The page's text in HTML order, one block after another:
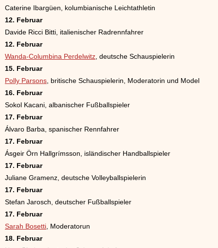
Caterine Ibargüen, kolumbianische Leichtathletin
12. Februar
Davide Ricci Bitti, italienischer Radrennfahrer
12. Februar
Wanda-Columbina Perdelwitz , deutsche Schauspielerin
15. Februar
Polly Parsons , britische Schauspielerin, Moderatorin und Model
16. Februar
Sokol Kacani, albanischer Fußballspieler
17. Februar
Álvaro Barba, spanischer Rennfahrer
17. Februar
Ásgeir Örn Hallgrímsson, isländischer Handballspieler
17. Februar
Juliane Gramenz, deutsche Volleyballspielerin
17. Februar
Stefan Jarosch, deutscher Fußballspieler
17. Februar
Sarah Bosetti , Moderatorun
18. Februar